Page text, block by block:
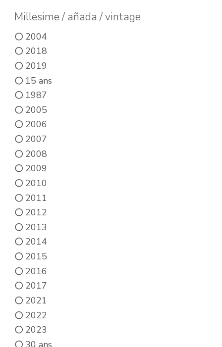
Millesime / añada / vintage
2004
2018
2019
15 ans
1987
2005
2006
2007
2008
2009
2010
2011
2012
2013
2014
2015
2016
2017
2021
2022
2023
30 ans